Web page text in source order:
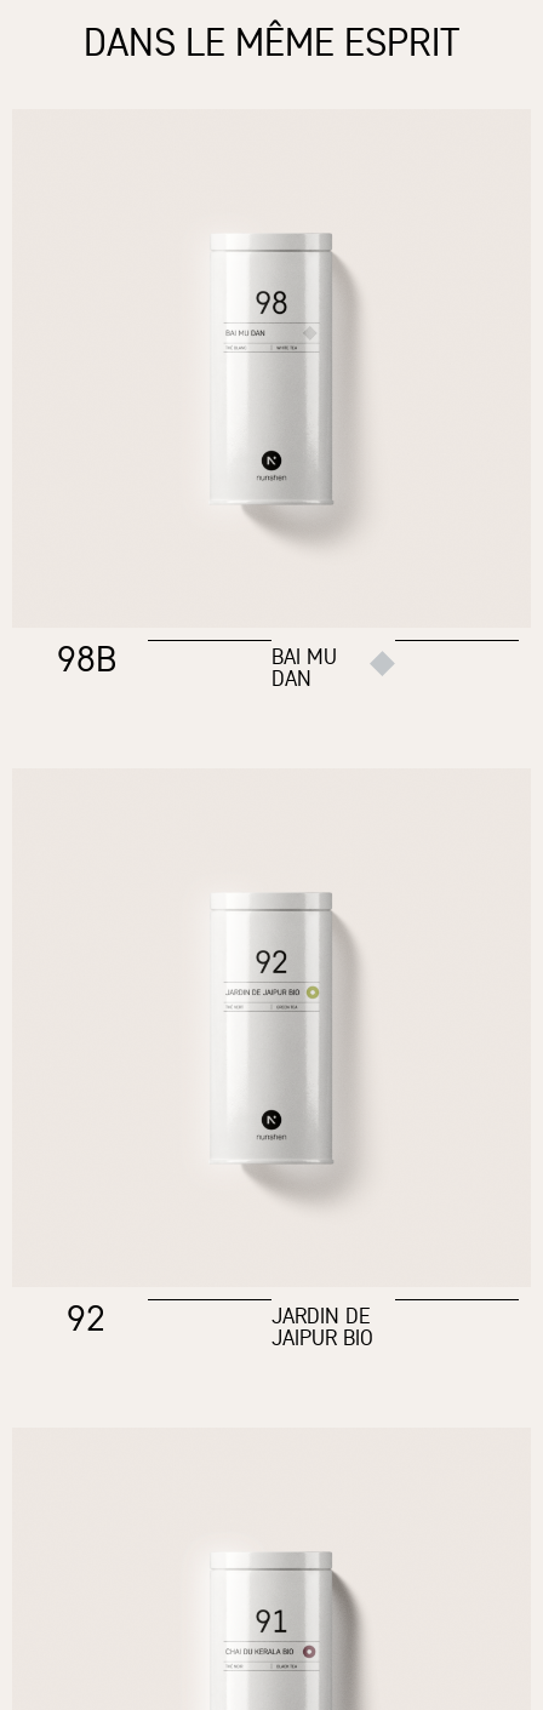
DANS LE MÊME ESPRIT
98B BAI MU
DAN
92 JARDIN DE
JAIPUR BIO